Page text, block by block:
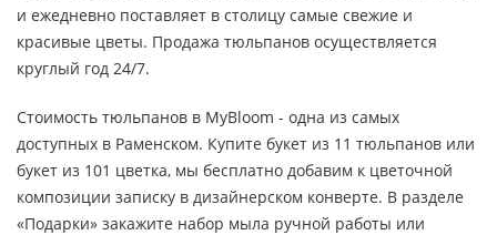
и ежедневно поставляет в столицу самые свежие и
красивые цветы. Продажа тюльпанов осуществляется
круглый год 24/7.
Стоимость тюльпанов в MyBloom - одна из самых
доступных в Раменском. Купите букет из 11 тюльпанов или
букет из 101 цветка, мы бесплатно добавим к цветочной
композиции записку в дизайнерском конверте. В разделе
«Подарки» закажите набор мыла ручной работы или